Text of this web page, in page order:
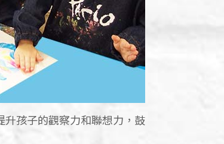
孩子的觀察力和聯想力，鼓